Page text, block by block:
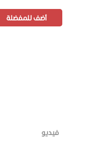
أضف للمفضلة
فيديو